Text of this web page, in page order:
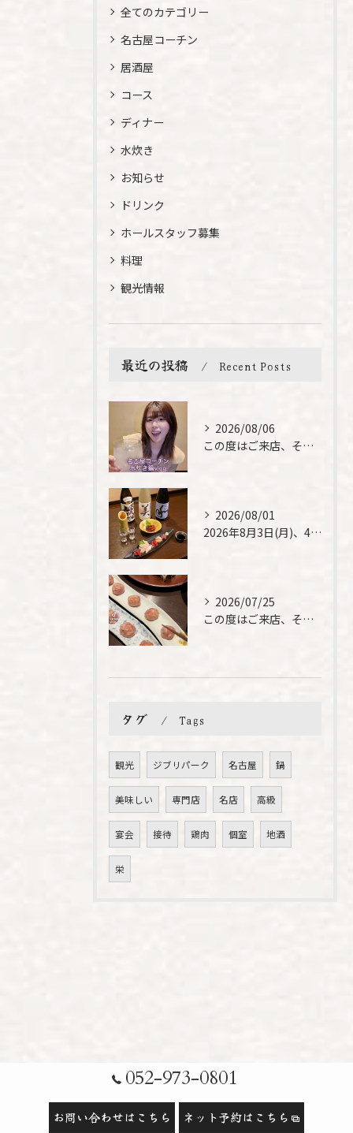
全てのカテゴリー
名古屋コーチン
居酒屋
コース
ディナー
水炊き
お知らせ
ドリンク
ホールスタッフ募集
料理
観光情報
最近の投稿 Recent Posts
2026/08/06
この度はご来店、そして素敵なご紹介誠にありがとうございます✨...
2026/08/01
2026年8月3日(月)、4日(火)は、臨時休業させて頂きま...
2026/07/25
この度はご来店、そして素敵なご紹介誠にありがとうございます✨...
タグ Tags
観光 ジブリパーク 名古屋 鍋
美味しい 専門店 名店 高級
宴会 接待 鶏肉 個室 地酒
栄
052-973-0801
お問い合わせはこちら ネット予約はこちら